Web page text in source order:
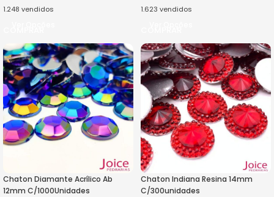
1.248 vendidos 1.623 vendidos
Chaton Diamante Acrílico Ab
12mm C/1000Unidades
Chaton Indiana Resina 14mm
C/300unidades